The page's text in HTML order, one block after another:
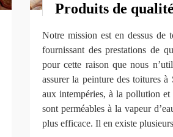
Produits de
Notre mission est en dessus de
fournissant des prestations de
pour cette raison que nous
assurer la peinture des toitures
aux intempéries, à la pollution
sont perméables à la vapeur
plus efficace. Il en existe